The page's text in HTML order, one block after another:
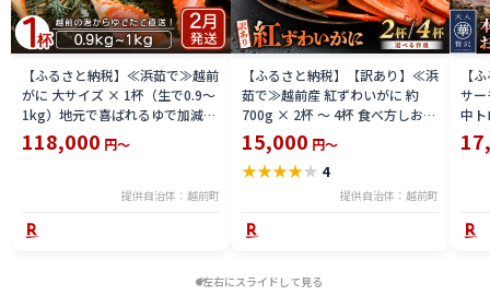
【ふるさと納税】≪浜茹で≫越前
がに 大サイズ × 1杯（生で0.9〜
1kg）地元で喜ばれるゆで加減・
塩加減で越前の港から直送！【雄
ズワイガニ ずわいがに 越前ガニ
送分】希望日指定可 備考欄に希
x004_02]
118,000 円～
提供自治体：越前町
【ふるさと納税】【訳あり】≪浜
茹で≫越前産 紅ずわいがに 約
700g × 2杯 〜 4杯 食べ方しおり
付【紅ズワイガニ カニ かに 蟹 姿
ボイル 冷蔵 福井県】【4月発送
分】希望日指定不可
15,000 円～
★★★★★ 4
提供自治体：越前町
【
サ
中
小
鮪 】
左右にスライドして見る